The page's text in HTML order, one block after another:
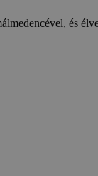
és